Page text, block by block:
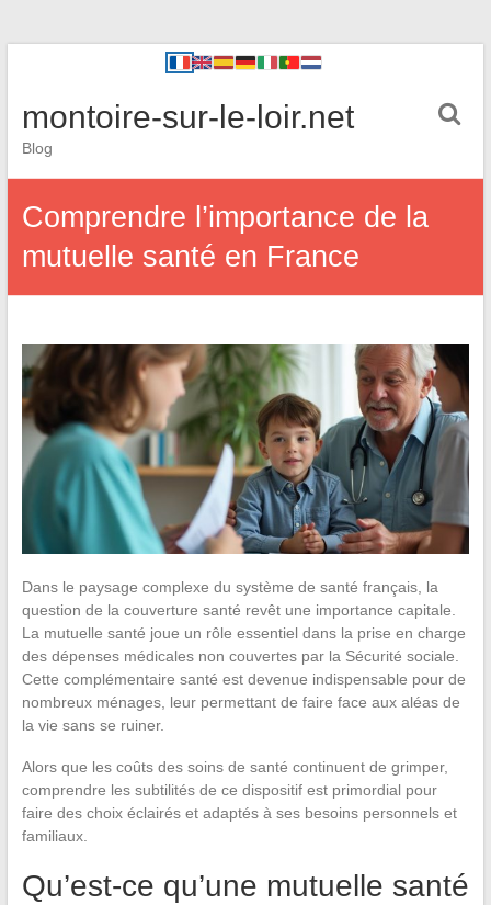
montoire-sur-le-loir.net
Blog
Comprendre l’importance de la
mutuelle santé en France
Dans le paysage complexe du système de santé français, la
question de la couverture santé revêt une importance capitale.
La mutuelle santé joue un rôle essentiel dans la prise en charge
des dépenses médicales non couvertes par la Sécurité sociale.
Cette complémentaire santé est devenue indispensable pour de
nombreux ménages, leur permettant de faire face aux aléas de
la vie sans se ruiner.
Alors que les coûts des soins de santé continuent de grimper,
comprendre les subtilités de ce dispositif est primordial pour
faire des choix éclairés et adaptés à ses besoins personnels et
familiaux.
Qu’est-ce qu’une mutuelle santé